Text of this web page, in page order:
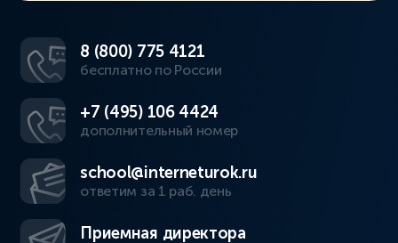
8 (800) 775 4121
бесплатно по России
+7 (495) 106 4424
дополнительный номер
school@interneturok.ru
ответим за 1 раб. день
Приемная директора